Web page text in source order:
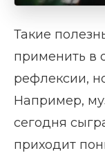
Такие
применить в
рефлексии,
Например,
сегодня
приходит